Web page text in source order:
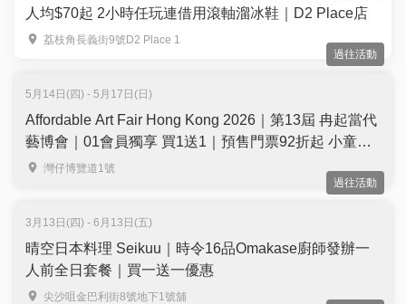
人均$70起 2小時任玩連借用滾軸溜冰鞋｜D2 Place店
荔枝角長義街9號D2 Place 1
過往活動
5月14日(四) - 5月17日(日)
Affordable Art Fair Hong Kong 2026｜第13屆 冉起當代
藝博會｜01會員獨享 買1送1｜預售門票92折起 小童免
費入場｜5月14至17日 灣仔會展
灣仔博覽道1號
過往活動
3月13日(四) - 6月13日(五)
晴空日本料理 Seikuu｜時令16品Omakase廚師發辦一
人前全日套餐｜買一送一優惠
尖沙咀金巴利街8號地下1號舖